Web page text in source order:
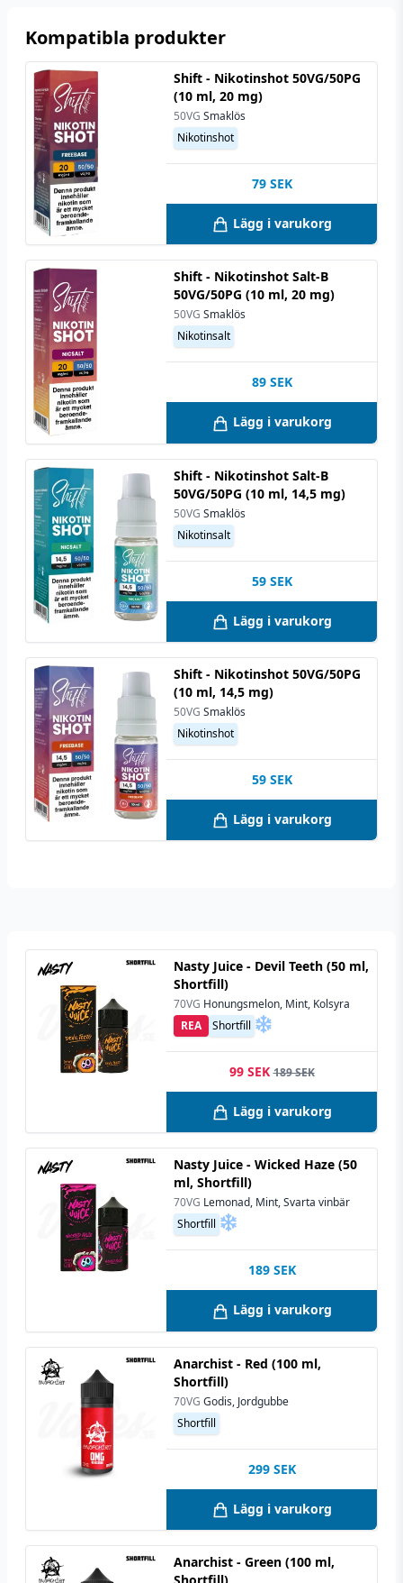
Kompatibla produkter
Shift - Nikotinshot 50VG/50PG
(10 ml, 20 mg)
50VG Smaklös
Nikotinshot
79 SEK
Lägg i varukorg
Shift - Nikotinshot Salt-B
50VG/50PG (10 ml, 20 mg)
50VG Smaklös
Nikotinsalt
89 SEK
Lägg i varukorg
Shift - Nikotinshot Salt-B
50VG/50PG (10 ml, 14,5 mg)
50VG Smaklös
Nikotinsalt
59 SEK
Lägg i varukorg
Shift - Nikotinshot 50VG/50PG
(10 ml, 14,5 mg)
50VG Smaklös
Nikotinshot
59 SEK
Lägg i varukorg
Nasty Juice - Devil Teeth (50 ml,
Shortfill)
70VG Honungsmelon, Mint, Kolsyra
Shortfill
REA
99 SEK 189 SEK
Lägg i varukorg
Nasty Juice - Wicked Haze (50
ml, Shortfill)
70VG Lemonad, Mint, Svarta vinbär
Shortfill
189 SEK
Lägg i varukorg
Anarchist - Red (100 ml,
Shortfill)
70VG Godis, Jordgubbe
Shortfill
299 SEK
Lägg i varukorg
Anarchist - Green (100 ml,